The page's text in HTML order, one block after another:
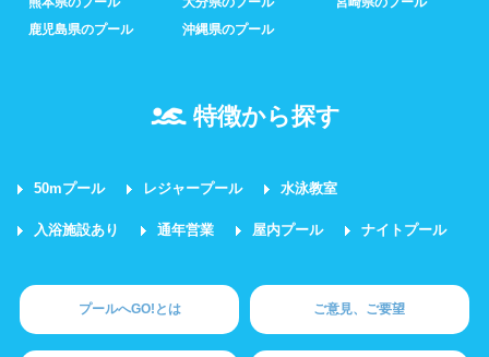
鹿児島県のプール
沖縄県のプール
特徴から探す
50mプール レジャープール 水泳教室
入浴施設あり 通年営業 屋内プール ナイトプール
プールへGO!とは ご意見、ご要望